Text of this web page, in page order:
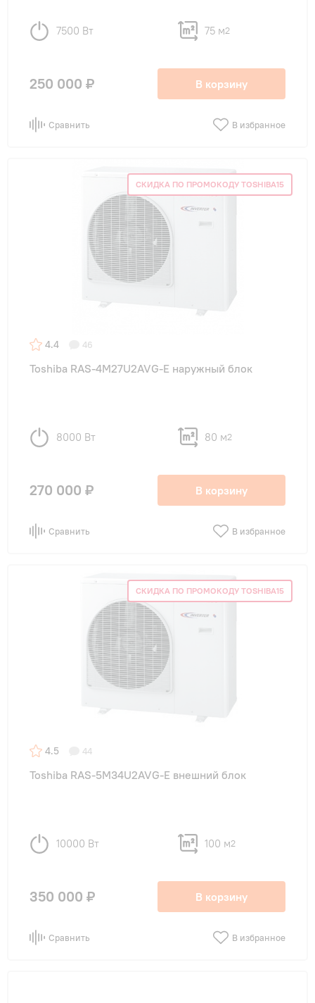
7500 Вт 75 м2
250 000 ₽ В корзину
Сравнить В избранное
СКИДКА ПО ПРОМОКОДУ TOSHIBA15
4.4 46
Toshiba RAS-4M27U2AVG-E наружный блок
8000 Вт 80 м2
270 000 ₽ В корзину
Сравнить В избранное
СКИДКА ПО ПРОМОКОДУ TOSHIBA15
4.5 44
Toshiba RAS-5M34U2AVG-E внешний блок
10000 Вт 100 м2
350 000 ₽ В корзину
Сравнить В избранное